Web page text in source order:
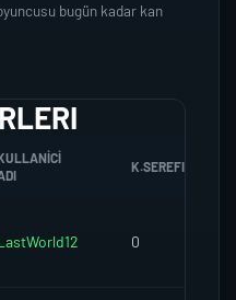
bugün kadar kan
K.SEREFI
0